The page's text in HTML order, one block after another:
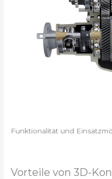
Funktionalität und
Vorteile von 3D-